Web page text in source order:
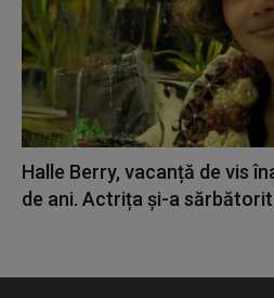
Halle Berry, vacanță de vis
de ani. Actrița și-a sărbătorit